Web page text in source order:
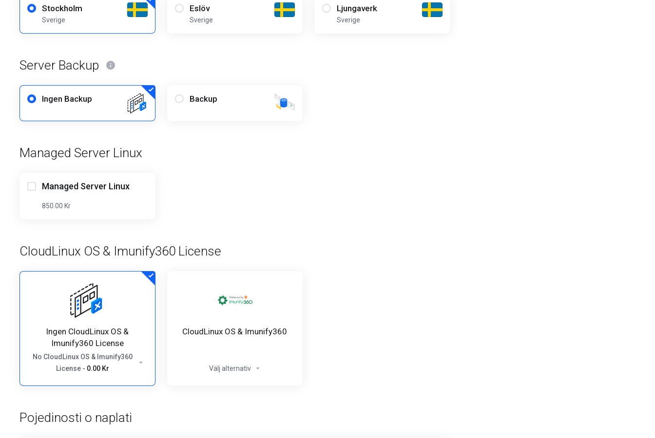
Stockholm
Sverige
Eslöv
Sverige
Ljungaverk
Sverige
Server Backup
Ingen Backup Backup
Managed Server Linux
Managed Server Linux
850.00 Kr
CloudLinux OS & Imunify360 License
Ingen CloudLinux OS &
Imunify360 License
No CloudLinux OS & Imunify360
License - 0.00 Kr
CloudLinux OS & Imunify360
Välj alternativ
Pojedinosti o naplati